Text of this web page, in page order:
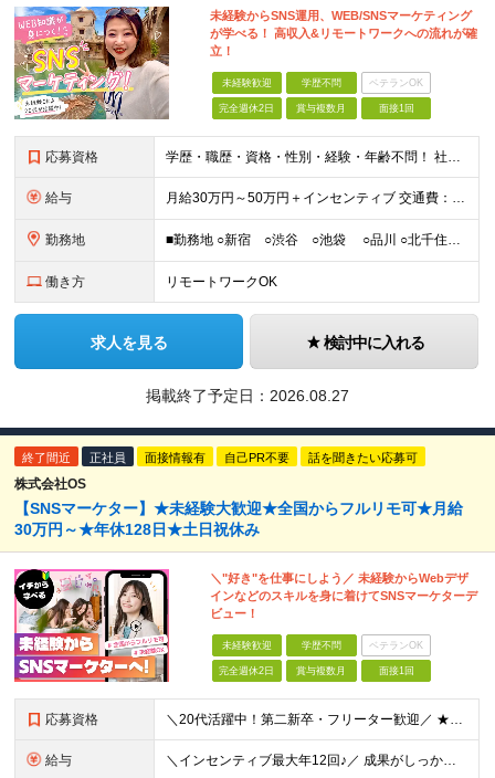
未経験からSNS運用、WEB/SNSマーケティング
が学べる！ 高収入&リモートワークへの流れが確
立！
未経験歓迎 学歴不問 ベテランOK
完全週休2日 賞与複数月 面接1回
応募資格 学歴・職歴・資格・性別・経験・年齢不問！ 社会人経験ゼロ、昼職経験ゼロでもご安心ください♪ 〈年功序列の完全撤廃〉 学歴、職歴、資格、経験など関係なく 頑張った分だけ正当に評価される。 だから昇格
給与 月給30万円～50万円＋インセンティブ 交通費：全額支給 ※試用期間3ヶ月間は契約社員で月給25万円 ※研修先は、面談時にご相談させていただきます ☆昇給・昇格有 ☆インセンティブ有
勤務地 ■勤務地 ○新宿 ○渋谷 ○池袋 ○品川 ○北千住 ※あなたの経験やスキルに応じて研修先は、 面談時にてご相談させていただきます。 (変更の範囲)上記を除く当社関連勤務地 ■本社 東
働き方 リモートワークOK
求人を見る 検討中に入れる
掲載終了予定日： 2026.08.27
終了間近 正社員 面接情報有 自己PR不要 話を聞きたい応募可
株式会社OS
【SNSマーケター】★未経験大歓迎★全国からフルリモ可★月給
30万円～★年休128日★土日祝休み
＼"好き"を仕事にしよう／ 未経験からWebデザ
インなどのスキルを身に着けてSNSマーケターデ
ビュー！
未経験歓迎 学歴不問 ベテランOK
完全週休2日 賞与複数月 面接1回
応募資格 ＼20代活躍中！第二新卒・フリーター歓迎／ ★未経験歓迎！学歴・転職回数不問★ ◎Instagram／TikTok／X／YouTubeなど、 SNSを見るのが好きな方大歓迎です♪ ＼100％ポテ
給与 ＼インセンティブ最大年12回♪／ 成果がしっかり収入に反映される給与制度です！ ■月給30万円＋インセンティブ（最大年12回） ★スキル、適性に応じて優遇 【試用期間について】 ・期間：6ヶ月 ・